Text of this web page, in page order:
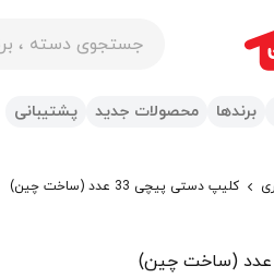
جستجوی در سایت
برندها محصولات جدید پشتیبانی
کلیپ دستی پیچی 33 عدد (ساخت چین)